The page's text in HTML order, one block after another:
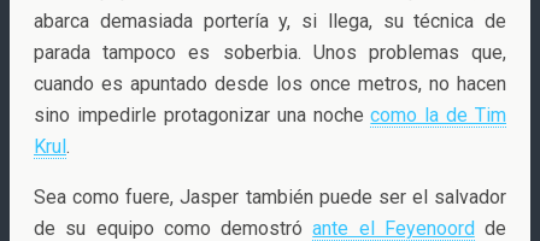
abarca demasiada portería y, si llega, su técnica de
parada tampoco es soberbia. Unos problemas que,
cuando es apuntado desde los once metros, no hacen
sino impedirle protagonizar una nochecomo la de Tim
Krul.
Sea como fuere, Jasper también puede ser el salvador
de su equipo como demostróante el Feyenoordde